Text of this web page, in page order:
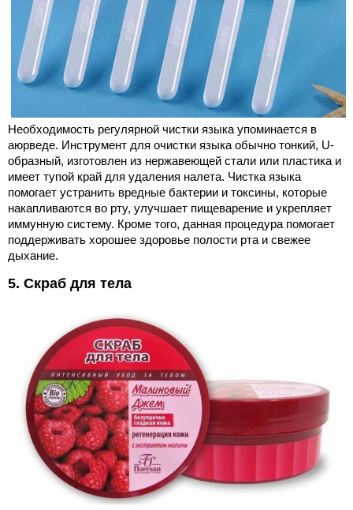
Необходимость регулярной чистки языка упоминается в
аюрведе. Инструмент для очистки языка обычно тонкий, U-
образный, изготовлен из нержавеющей стали или пластика и
имеет тупой край для удаления налета. Чистка языка
помогает устранить вредные бактерии и токсины, которые
накапливаются во рту, улучшает пищеварение и укрепляет
иммунную систему. Кроме того, данная процедура помогает
поддерживать хорошее здоровье полости рта и свежее
дыхание.
5. Скраб для тела